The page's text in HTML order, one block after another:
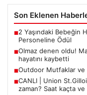
Son Eklenen
■2 Yaşındaki Bebeğin
Personeline Ödül
■Olmaz denen oldu!
hayatını kaybetti
■Outdoor Mutfaklar ve
■CANLI | Union
zaman? Saat kaçta